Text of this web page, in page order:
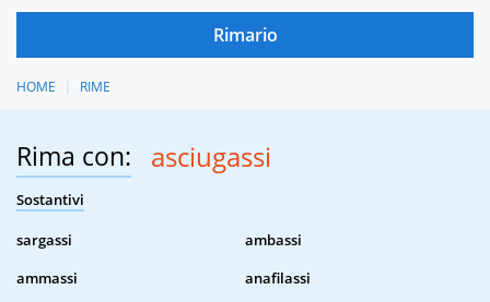
HOME RIME
Rima con: asciugassi
Sostantivi
sargassi
ambassi
ammassi
anafilassi